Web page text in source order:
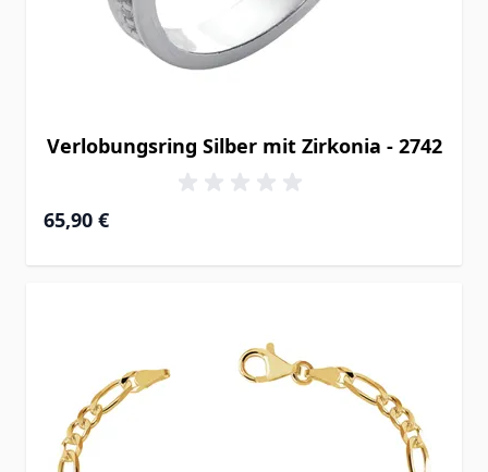
Verlobungsring Silber mit Zirkonia - 2742
65,90 €